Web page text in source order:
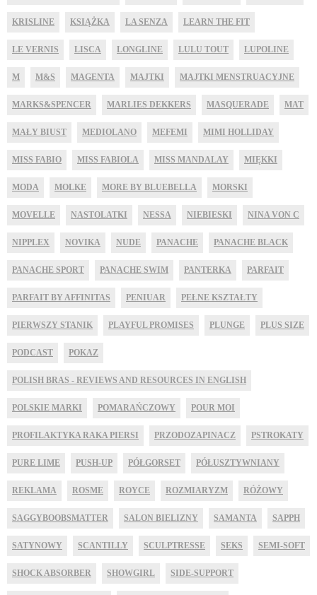
KRISLINE KSIĄŻKA LA SENZA LEARN THE FIT
LE VERNIS LISCA LONGLINE LULU TOUT LUPOLINE
M M&S MAGENTA MAJTKI MAJTKI MENSTRUACYJNE
MARKS&SPENCER MARLIES DEKKERS MASQUERADE MAT
MAŁY BIUST MEDIOLANO MEFEMI MIMI HOLLIDAY
MISS FABIO MISS FABIOLA MISS MANDALAY MIĘKKI
MODA MOLKE MORE BY BLUEBELLA MORSKI
MOVELLE NASTOLATKI NESSA NIEBIESKI NINA VON C
NIPPLEX NOVIKA NUDE PANACHE PANACHE BLACK
PANACHE SPORT PANACHE SWIM PANTERKA PARFAIT
PARFAIT BY AFFINITAS PENIUAR PEŁNE KSZTAŁTY
PIERWSZY STANIK PLAYFUL PROMISES PLUNGE PLUS SIZE
PODCAST POKAZ
POLISH BRAS - REVIEWS AND RESOURCES IN ENGLISH
POLSKIE MARKI POMARAŃCZOWY POUR MOI
PROFILAKTYKA RAKA PIERSI PRZODOZAPINACZ PSTROKATY
PURE LIME PUSH-UP PÓŁGORSET PÓŁUSZTYWNIANY
REKLAMA ROSME ROYCE ROZMIARYZM RÓŻOWY
SAGGYBOOBSMATTER SALON BIELIZNY SAMANTA SAPPH
SATYNOWY SCANTILLY SCULPTRESSE SEKS SEMI-SOFT
SHOCK ABSORBER SHOWGIRL SIDE-SUPPORT